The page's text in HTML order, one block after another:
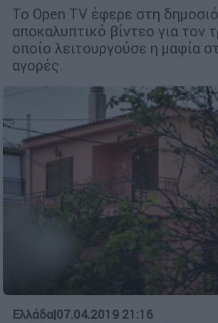
To Open TV έφερε στη
αποκαλυπτικό βίντεο για τον
οποίο λειτουργούσε η μαφία
αγορές.
Ελλάδα|07.04.2019 21:16